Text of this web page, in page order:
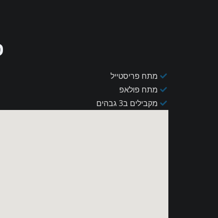
מתח פריסטייל
מתח פולאפ
מקבילים ב3 גבהים